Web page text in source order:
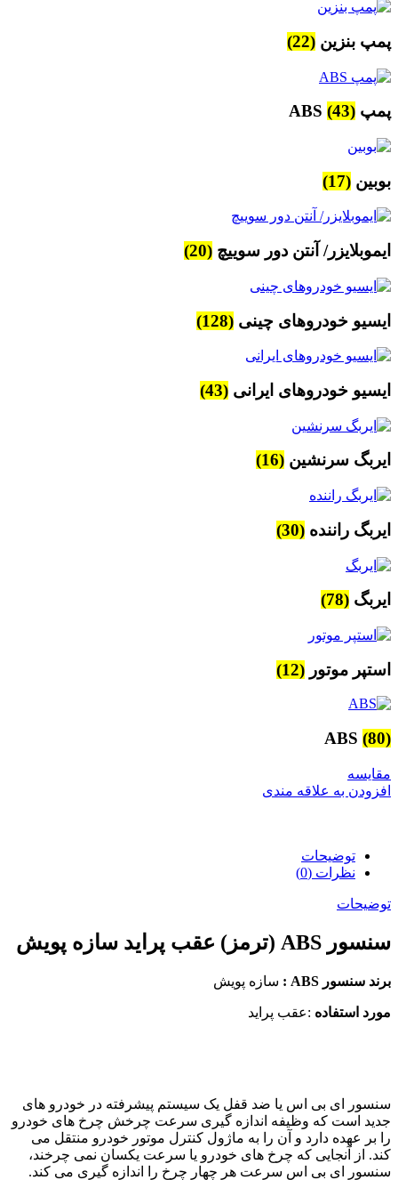
پمپ بنزین (22)
پمپ ABS (43)
بوبین (17)
ایموبلایزر/ آنتن دور سوییچ (20)
ایسیو خودروهای چینی (128)
ایسیو خودروهای ایرانی (43)
ایربگ سرنشین (16)
ایربگ راننده (30)
ایربگ (78)
استپر موتور (12)
ABS (80)
مقایسه
افزودن به علاقه مندی
توضیحات
نظرات (0)
توضیحات
سنسور ABS (ترمز) عقب پراید سازه پویش
برند سنسور ABS : سازه پویش
مورد استفاده :عقب پراید
سنسور ای بی اس یا ضد قفل یک سیستم پیشرفته در خودرو های
جدید است که وظیفه اندازه گیری سرعت چرخش چرخ های خودرو
را بر عهده دارد و آن را به ماژول کنترل موتور خودرو منتقل می
کند. از آنجایی که چرخ های خودرو یا سرعت یکسان نمی چرخند،
سنسور ای بی اس سرعت هر چهار چرخ را اندازه گیری می کند.